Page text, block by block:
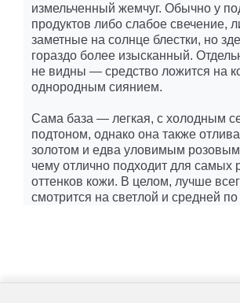
измельченный жемчуг. Обычно у
продуктов либо слабое свечение,
заметные на солнце блестки, но
гораздо более изысканный.
не видны — средство ложится на
однородным сиянием.
Сама база — легкая, с холодным
подтоном, однако она также
золотом и едва уловимым
чему отлично подходит для самых
оттенков кожи. В целом, лучше
смотрится на светлой и средней по